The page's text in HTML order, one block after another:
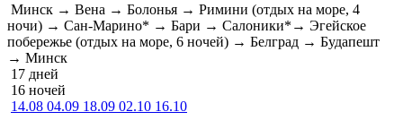
Минск → Вена → Болонья → Римини (отдых на море, 4
ночи) → Сан-Марино* → Бари → Салоники*→ Эгейское
побережье (отдых на море, 6 ночей) → Белград → Будапешт
→ Минск
17 дней
16 ночей
14.08 04.09 18.09 02.10 16.10